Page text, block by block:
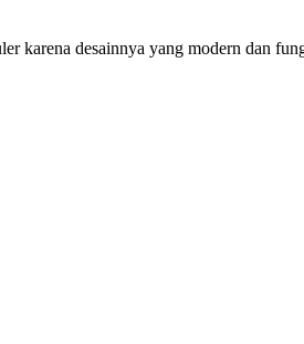
karena desainnya yang modern dan